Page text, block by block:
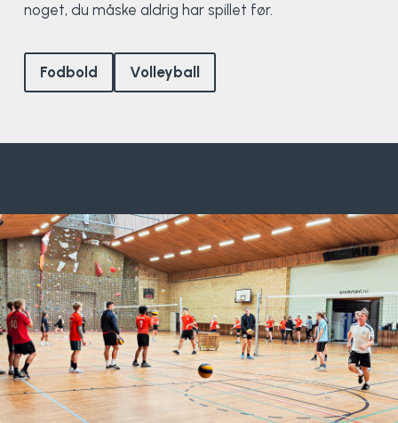
noget, du måske aldrig har spillet før.
Fodbold Volleyball
Styrketræning
Surf
Vandsport
Volleyball
Yoga